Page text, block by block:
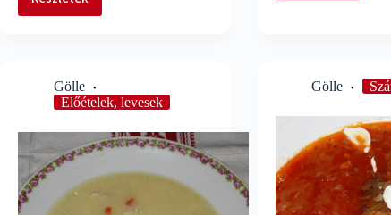
Hagymás
Gölle
Előételek, levesek
Gölle